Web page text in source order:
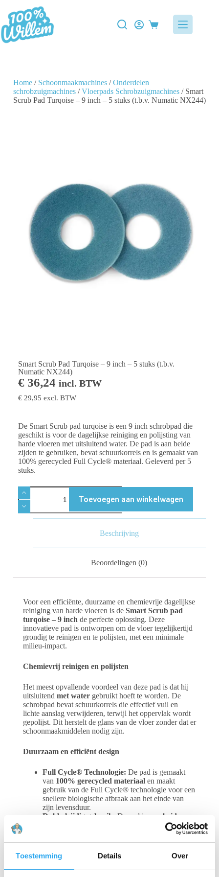
Toestemming Details Over
Home/ Schoonmaakmachines/Onderdelen
schrobzuigmachines/Vloerpads Schrobzuigmachines/ Smart
Scrub Pad Turqoise – 9 inch – 5 stuks (t.b.v. Numatic NX244)
Smart Scrub Pad Turqoise – 9 inch – 5 stuks (t.b.v.
Numatic NX244)
€36,24 incl. BTW
€29,95 excl. BTW
De Smart Scrub pad turqoise is een 9 inch schrobpad die
geschikt is voor de dagelijkse reiniging en polijsting van
harde vloeren met uitsluitend water. De pad is aan beide
zijden te gebruiken, bevat schuurkorrels en is gemaakt van
100% gerecycled Full Cycle® materiaal. Geleverd per 5
stuks.
Toevoegen aan winkelwagen
Beschrijving
Beoordelingen (0)
Voor een efficiënte, duurzame en chemievrije dagelijkse
reiniging van harde vloeren is de Smart Scrub pad
turqoise – 9 inch de perfecte oplossing. Deze
innovatieve pad is ontworpen om de vloer tegelijkertijd
grondig te reinigen en te polijsten, met een minimale
milieu-impact.
Chemievrij reinigen en polijsten
Het meest opvallende voordeel van deze pad is dat hij
uitsluitend met watergebruikt hoeft te worden. De
schrobpad bevat schuurkorrels die effectief vuil en
lichte aanslag verwijderen, terwijl het oppervlak wordt
gepolijst. Dit herstelt de glans van de vloer zonder dat er
schoonmaakmiddelen nodig zijn.
Duurzaam en efficiënt design
Full Cycle® Technologie: De pad is gemaakt
van 100% gerecycled materiaalen maakt
gebruik van de Full Cycle® technologie voor een
snellere biologische afbraak aan het einde van
zijn levensduur.
Dubbelzijdig gebruik:
De pad is
aan beide
, wat de levensduur
verdubbelt en de operationele kosten verlaagt.
Compatibiliteit:De pad is geschikt voor gebruik
onder een
eenschijfsmachine of
schrobzuigmachine met een toerental van
minder dan 350 RPM.